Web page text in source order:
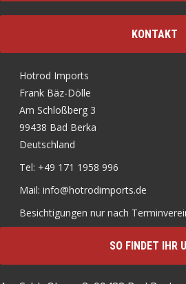
KONTAKT
Hotrod Imports
Frank Bäz-Dölle
Am Schloßberg 3
99438 Bad Berka
Deutschland
Tel: +49 171 1958 996
Mail: info@hotrodimports.de
Besichtigungen nur nach
SO FINDET IHR